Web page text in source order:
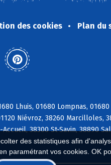
des statistiques afin
paramétrant vos cookies. OK
des cookies Plan du
Lhuis, 01680 Lompnas,
Niévroz, 38260 Marcilloles,
38300 St-Savin, 38890